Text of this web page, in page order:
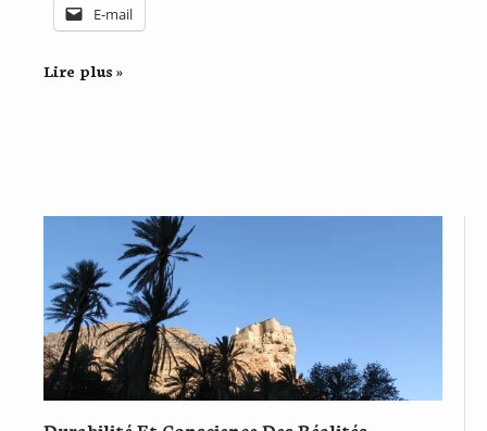
E-mail
Lire plus »